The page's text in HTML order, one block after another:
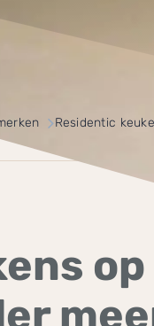
Residentic